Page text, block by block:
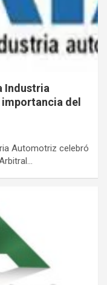
Industria
del
Automotriz celebró